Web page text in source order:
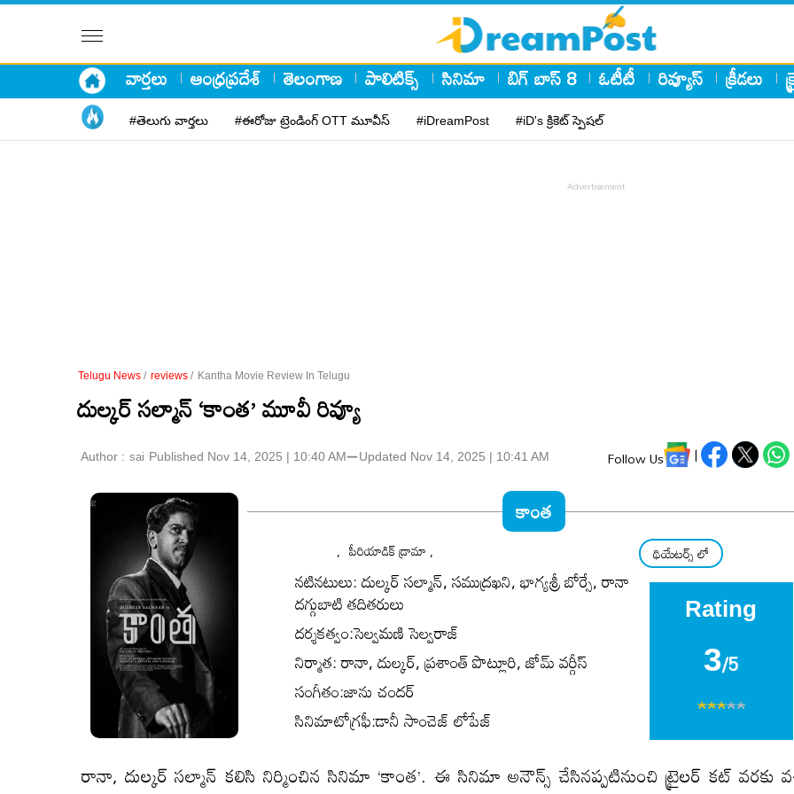
వార్తలు ఆంధ్రప్రదేశ్ తెలంగాణ పాలిటిక్స్ సినిమా బిగ్ బాస్ 8 ఓటీటీ రివ్యూస్ క్రీడలు
#తెలుగు వార్తలు #ఈరోజు ట్రెండింగ్ OTT మూవీస్ #iDreamPost #iD's క్రికెట్ స్పెషల్
Telugu News / reviews / Kantha Movie Review In Telugu
దుల్కర్ సల్మాన్ ‘కాంత’ మూవీ రివ్యూ
Author : sai Published Nov 14, 2025 | 10:40 AM⚊Updated Nov 14, 2025 | 10:41 AM Follow Us |
కాంత
, పీరియాడిక్ డ్రామా , థియేటర్స్ లో
నటినటులు:దుల్కర్‌ సల్మాన్‌, సముద్రఖని, భాగ్యశ్రీ బోర్సే, రానా
దగ్గుబాటి తదితరులు
దర్శకత్వం:సెల్వమణి సెల్వరాజ్‌
నిర్మాత:రానా, దుల్కర్‌, ప్రశాంత్‌ పొట్లూరి, జోమ్‌ వర్గీస్‌
సంగీతం:జాను చందర్‌
సినిమాటోగ్రఫీ:డానీ సాంచెజ్‌ లోపేజ్‌
Rating
3/5
రానా, దుల్కర్ సల్మాన్ కలిసి నిర్మించిన సినిమా ‘కాంత’. ఈ సినిమా అనౌన్స్ చేసినప్పటినుంచి ట్రైలర్ కట్ వరకు